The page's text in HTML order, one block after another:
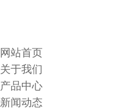
网站首页
关于我们
产品中心
新闻动态